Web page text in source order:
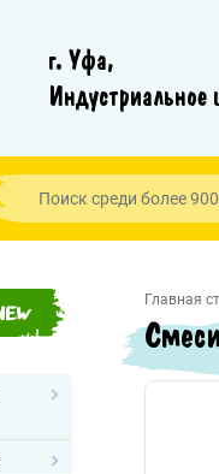
г. Уфа,
Главная